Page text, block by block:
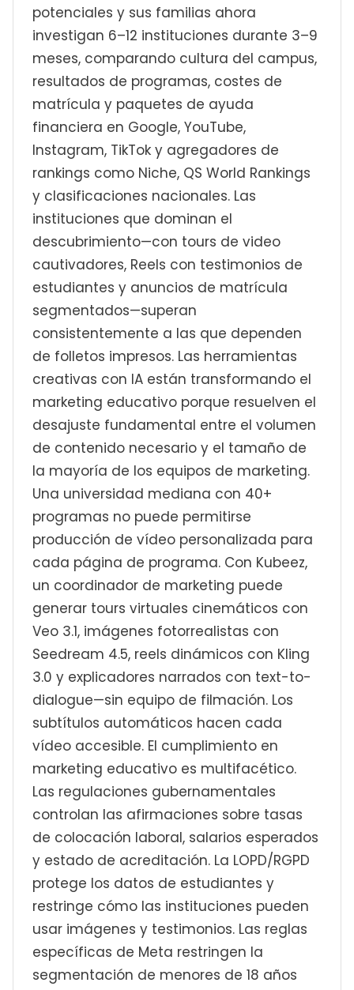
potenciales y sus familias ahora
investigan 6–12 instituciones durante 3–9
meses, comparando cultura del campus,
resultados de programas, costes de
matrícula y paquetes de ayuda
financiera en Google, YouTube,
Instagram, TikTok y agregadores de
rankings como Niche, QS World Rankings
y clasificaciones nacionales. Las
instituciones que dominan el
descubrimiento—con tours de video
cautivadores, Reels con testimonios de
estudiantes y anuncios de matrícula
segmentados—superan
consistentemente a las que dependen
de folletos impresos. Las herramientas
creativas con IA están transformando el
marketing educativo porque resuelven el
desajuste fundamental entre el volumen
de contenido necesario y el tamaño de
la mayoría de los equipos de marketing.
Una universidad mediana con 40+
programas no puede permitirse
producción de vídeo personalizada para
cada página de programa. Con Kubeez,
un coordinador de marketing puede
generar tours virtuales cinemáticos con
Veo 3.1, imágenes fotorrealistas con
Seedream 4.5, reels dinámicos con Kling
3.0 y explicadores narrados con text-to-
dialogue—sin equipo de filmación. Los
subtítulos automáticos hacen cada
vídeo accesible. El cumplimiento en
marketing educativo es multifacético.
Las regulaciones gubernamentales
controlan las afirmaciones sobre tasas
de colocación laboral, salarios esperados
y estado de acreditación. La LOPD/RGPD
protege los datos de estudiantes y
restringe cómo las instituciones pueden
usar imágenes y testimonios. Las reglas
específicas de Meta restringen la
segmentación de menores de 18 años